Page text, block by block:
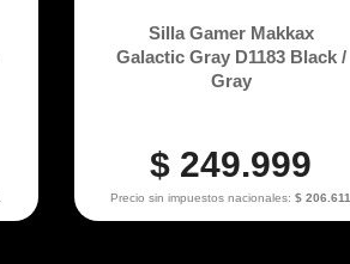
Silla Gamer Makkax
Galactic Gray D1183 Black /
Gray
$ 249.999
Precio sin impuestos nacionales:$ 206.611